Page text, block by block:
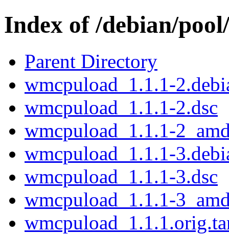
Index of /debian/
Parent Directory
wmcpuload_1.1.1-
wmcpuload_1.1.1-2.dsc
wmcpuload_1.1.1-
wmcpuload_1.1.1-
wmcpuload_1.1.1-3.dsc
wmcpuload_1.1.1-